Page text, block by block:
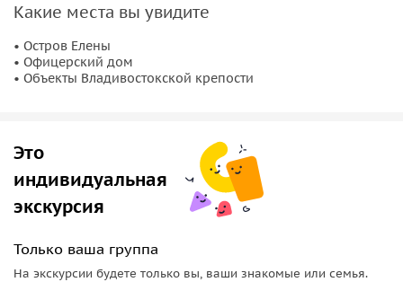
Какие места вы увидите
• Остров Елены
• Офицерский дом
• Объекты Владивостокской крепости
Это
индивидуальная
экскурсия
Только ваша группа
На экскурсии будете только вы, ваши знакомые или семья.